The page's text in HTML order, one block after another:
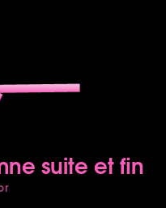
suite et fin